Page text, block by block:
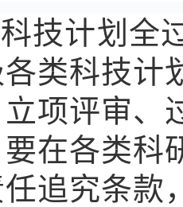
科技计划
类科技计
项评审、
在各类科
追究条款